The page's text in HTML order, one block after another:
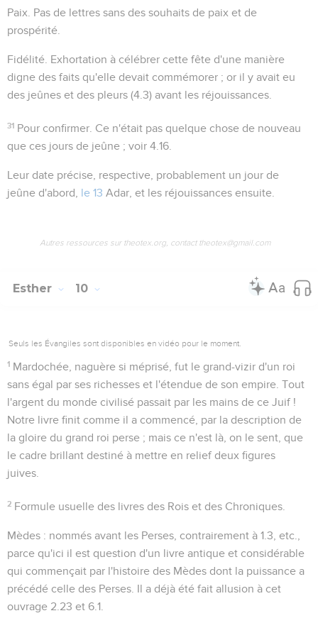
Paix . Pas de lettres sans des souhaits de paix et de
prospérité.
Fidélité . Exhortation à célébrer cette fête d'une manière
digne des faits qu'elle devait commémorer ; or il y avait eu
des jeûnes et des pleurs (4.3) avant les réjouissances.
31 Pour confirmer . Ce n'était pas quelque chose de nouveau
que ces jours de jeûne ; voir 4.16
Leur date précise , respective, probablement un jour de
jeûne d'abord, le 13 Adar, et les réjouissances ensuite.
Autres ressources sur theotex.org, contact theotex@gmail.com
Esther 10
Seuls les Évangiles sont disponibles en vidéo pour le moment.
1 Mardochée, naguère si méprisé, fut le grand-vizir d'un roi
sans égal par ses richesses et l'étendue de son empire. Tout
l'argent du monde civilisé passait par les mains de ce Juif !
Notre livre finit comme il a commencé, par la description de
la gloire du grand roi perse ; mais ce n'est là, on le sent, que
le cadre brillant destiné à mettre en relief deux figures
juives.
2 Formule usuelle des livres des Rois et des Chroniques.
Mèdes : nommés avant les Perses, contrairement à 1.3 , etc.,
parce qu'ici il est question d'un livre antique et considérable
qui commençait par l'histoire des Mèdes dont la puissance a
précédé celle des Perses. Il a déjà été fait allusion à cet
ouvrage 2.23 et 6.1